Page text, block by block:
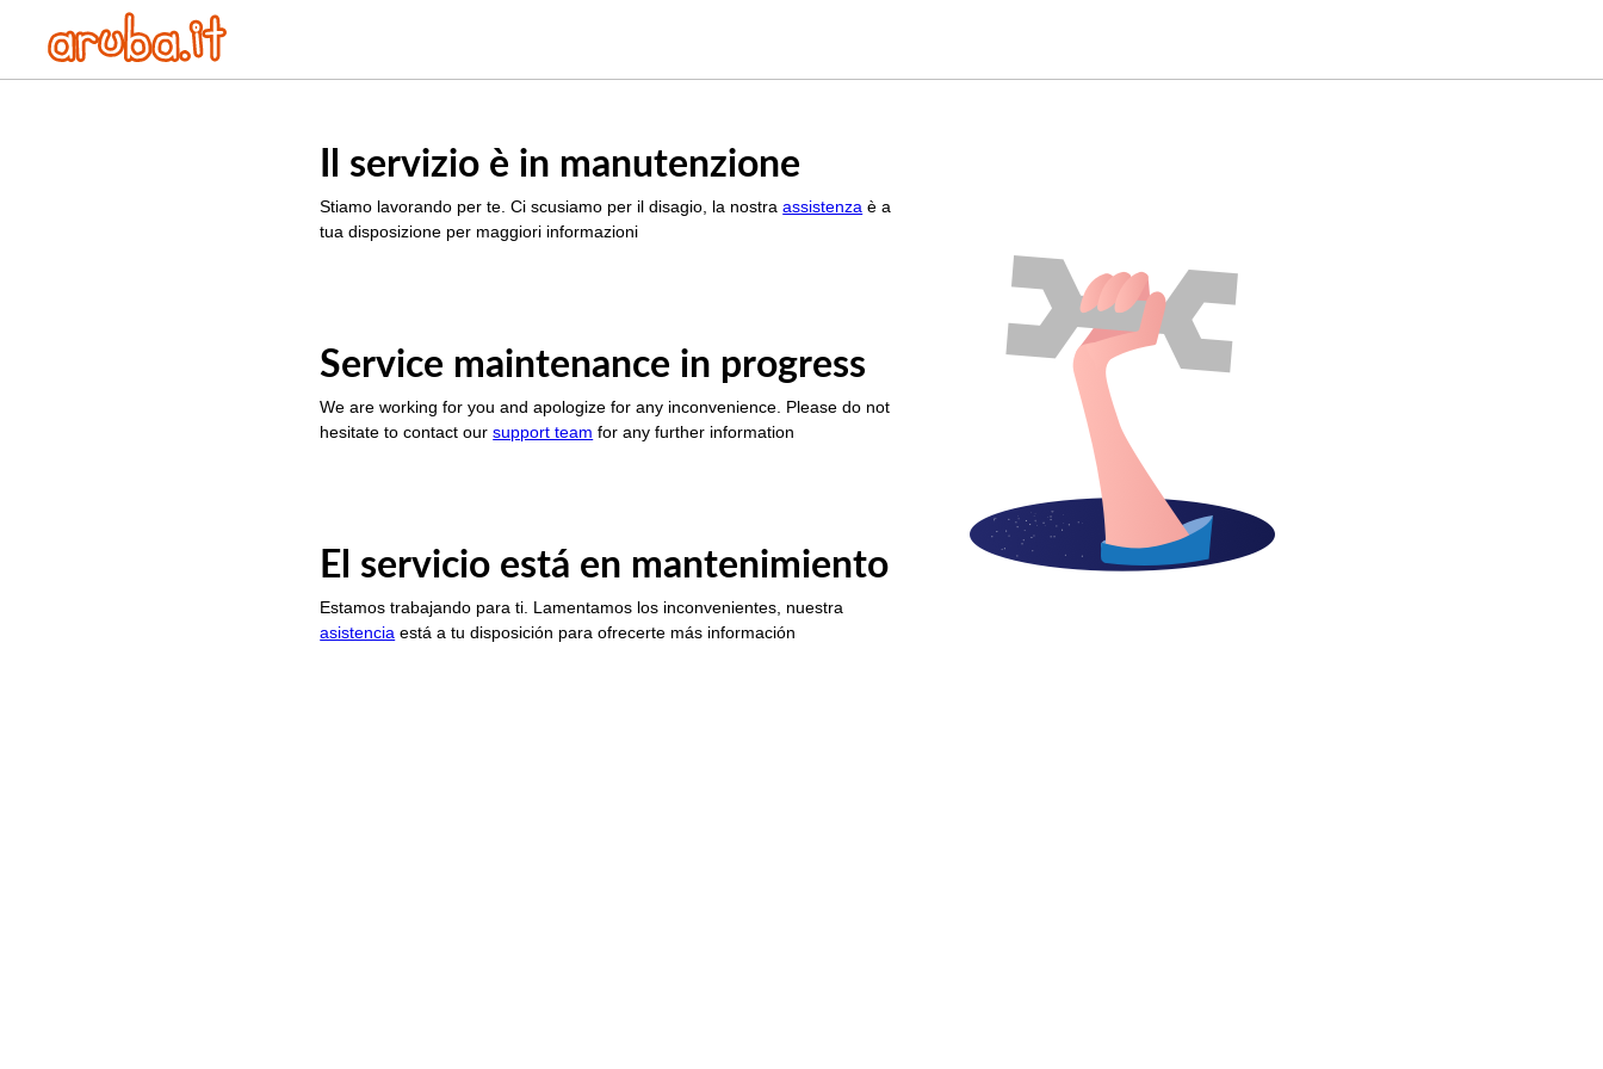
Il servizio è in manutenzione
Stiamo lavorando per te. Ci scusiamo per il disagio, la nostraassistenza è a
tua disposizione per maggiori informazioni
Service maintenance in progress
We are working for you and apologize for any inconvenience. Please do not
hesitate to contact oursupport team for any further information
El servicio está en mantenimiento
Estamos trabajando para ti. Lamentamos los inconvenientes, nuestra
asistencia está a tu disposición para ofrecerte más información